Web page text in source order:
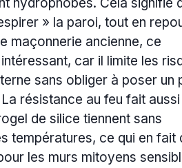
hydrophobes. Cela signifie
» la paroi, tout en
maçonnerie ancienne, ce
car il limite les
sans obliger à poser un
résistance au feu fait
de silice tiennent sans
températures, ce qui en fait
les murs mitoyens